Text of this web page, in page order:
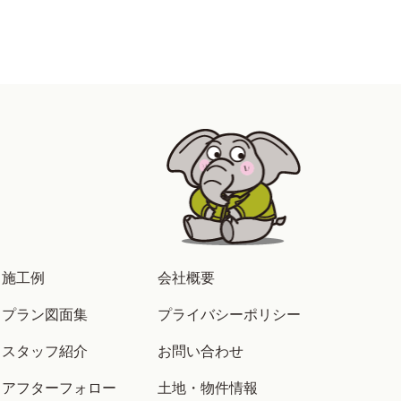
施工例
プラン図面集
スタッフ紹介
アフターフォロー
会社概要
プライバシーポリシー
お問い合わせ
土地・物件情報